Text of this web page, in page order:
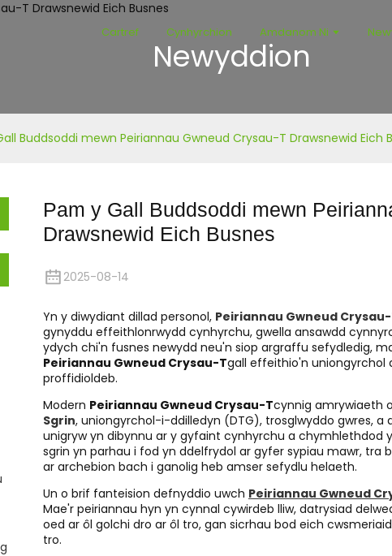
Cartref Cynhyrchion Amdanom Ni
Newyddion
Buddsoddi mewn Peiriannau Gwneud Crysau-T Drawsnewid Eich
Pam y Gall Buddsoddi mewn
Drawsnewid Eich Busnes
2025-08-14
Yn y diwydiant dillad personol, Peiriannau Gwneud
gynyddu effeithlonrwydd cynhyrchu, gwella ansawdd
ydych chi'n fusnes newydd neu'n siop argraffu sefydledig,
Peiriannau Gwneud Crysau-Tgall effeithio'n uniongyrchol
proffidioldeb.
Modern Peiriannau Gwneud Crysau-Tcynnig amrywiaeth
Sgrin, uniongyrchol-i-ddilledyn (DTG), trosglwyddo gwres, a
unigryw yn dibynnu ar y gyfaint cynhyrchu a chymhlethdod
sgrin yn parhau i fod yn ddelfrydol ar gyfer sypiau mawr, tra
ar archebion bach i ganolig heb amser sefydlu helaeth.
Un o brif fanteision defnyddio uwch Peiriannau Gwneud
Mae'r peiriannau hyn yn cynnal cywirdeb lliw, datrysiad
oed ar ôl golchi dro ar ôl tro, gan sicrhau bod eich
tro.